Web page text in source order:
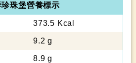
珠堡營養標示
373.5 Kcal
9.2 g
8.9 g